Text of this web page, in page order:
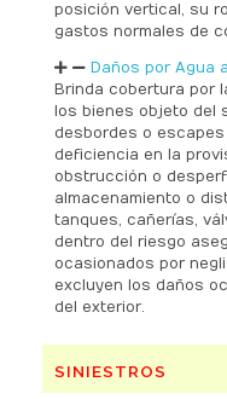
posición vertical, su
gastos normales de
Daños por Agua
Brinda cobertura por
los bienes objeto del
desbordes o
deficiencia en la
obstrucción o
almacenamiento o
tanques, cañerías,
dentro del riesgo
ocasionados por
excluyen los daños
del exterior.
SINIESTROS